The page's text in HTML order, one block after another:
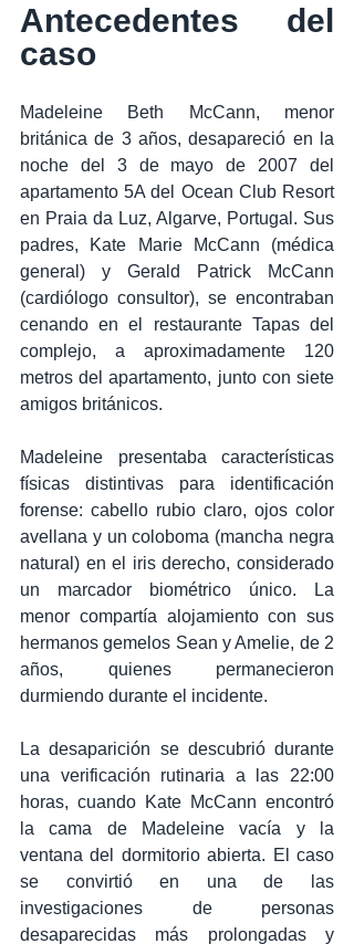
Antecedentes del
caso
Madeleine Beth McCann, menor
británica de 3 años, desapareció en la
noche del 3 de mayo de 2007 del
apartamento 5A del Ocean Club Resort
en Praia da Luz, Algarve, Portugal. Sus
padres, Kate Marie McCann (médica
general) y Gerald Patrick McCann
(cardiólogo consultor), se encontraban
cenando en el restaurante Tapas del
complejo, a aproximadamente 120
metros del apartamento, junto con siete
amigos británicos.
Madeleine presentaba características
físicas distintivas para identificación
forense: cabello rubio claro, ojos color
avellana y un coloboma (mancha negra
natural) en el iris derecho, considerado
un marcador biométrico único. La
menor compartía alojamiento con sus
hermanos gemelos Sean y Amelie, de 2
años, quienes permanecieron
durmiendo durante el incidente.
La desaparición se descubrió durante
una verificación rutinaria a las 22:00
horas, cuando Kate McCann encontró
la cama de Madeleine vacía y la
ventana del dormitorio abierta. El caso
se convirtió en una de las
investigaciones de personas
desaparecidas más prolongadas y